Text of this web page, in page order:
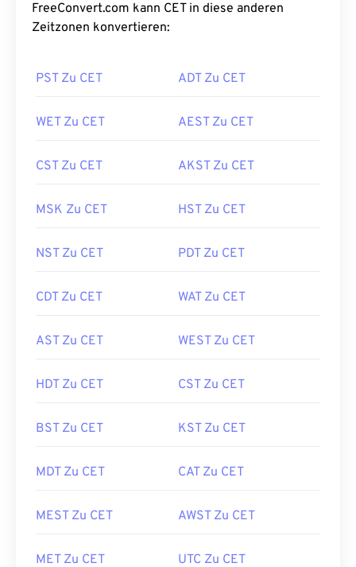
FreeConvert.com kann CET in diese anderen
Zeitzonen konvertieren:
PST Zu CET ADT Zu CET
WET Zu CET AEST Zu CET
CST Zu CET AKST Zu CET
MSK Zu CET HST Zu CET
NST Zu CET PDT Zu CET
CDT Zu CET WAT Zu CET
AST Zu CET WEST Zu CET
HDT Zu CET CST Zu CET
BST Zu CET KST Zu CET
MDT Zu CET CAT Zu CET
MEST Zu CET AWST Zu CET
MET Zu CET UTC Zu CET